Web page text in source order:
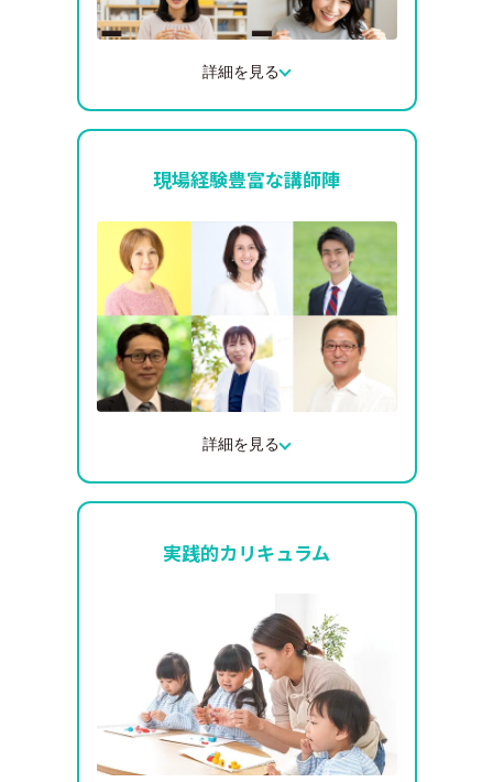
詳細を見る
録画配信ではなく、Zoomを使用した完全
中して2日間で研修を完結できます。
受け身の受講ではなく、双方向でのやりと
りがあることで、理解度が深まり、学びの
定着につながります。
現場経験豊富な講師陣
詳細を見る
保育現場での経験が豊富な講師が登壇し、
的な内容をお届けします。
実際の保育現場での事例やエピソードを交
結する学びが得られます。
実践的カリキュラム